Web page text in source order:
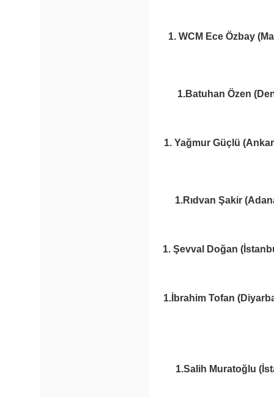
1. WCM Ece Özbay
1.Batuhan Özen
1. Yağmur Güçlü
1.Rıdvan Şakir
1. Şevval Doğan
1.İbrahim Tofan
1.Salih Muratoğlu